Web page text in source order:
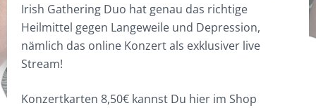
VERY SPECIAL
GUTSCHEINE
Irish Gathering Duo hat genau das richtige
Heilmittel gegen Langeweile und Depression,
nämlich das online Konzert als exklusiver live
Stream!
Konzertkarten 8,50€ kannst Du hier im Shop